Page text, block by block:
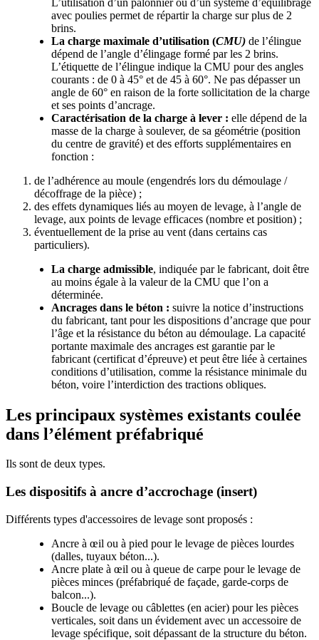
avec poulies permet de répartir la charge sur plus de 2
brins.
La charge maximale d’utilisation (CMU) de l’élingue
dépend de l’angle d’élingage formé par les 2 brins.
L’étiquette de l’élingue indique la CMU pour des angles
courants : de 0 à 45° et de 45 à 60°. Ne pas dépasser un
angle de 60° en raison de la forte sollicitation de la charge
et ses points d’ancrage.
Caractérisation de la charge à lever : elle dépend de la
masse de la charge à soulever, de sa géométrie (position
du centre de gravité) et des efforts supplémentaires en
fonction :
de l’adhérence au moule (engendrés lors du démoulage /
décoffrage de la pièce) ;
des effets dynamiques liés au moyen de levage, à l’angle de
levage, aux points de levage efficaces (nombre et position) ;
éventuellement de la prise au vent (dans certains cas
particuliers).
La charge admissible, indiquée par le fabricant, doit être
au moins égale à la valeur de la CMU que l’on a
déterminée.
Ancrages dans le béton : suivre la notice d’instructions
du fabricant, tant pour les dispositions d’ancrage que pour
l’âge et la résistance du béton au démoulage. La capacité
portante maximale des ancrages est garantie par le
fabricant (certificat d’épreuve) et peut être liée à certaines
conditions d’utilisation, comme la résistance minimale du
béton, voire l’interdiction des tractions obliques.
Les principaux systèmes existants coulée
dans l’élément préfabriqué
Ils sont de deux types.
Les dispositifs à ancre d’accrochage (insert)
Différents types d'accessoires de levage sont proposés :
Ancre à œil ou à pied pour le levage de pièces lourdes
(dalles, tuyaux béton...).
Ancre plate à œil ou à queue de carpe pour le levage de
pièces minces (préfabriqué de façade, garde-corps de
balcon...).
Boucle de levage ou câblettes (en acier) pour les pièces
verticales, soit dans un évidement avec un accessoire de
levage spécifique, soit dépassant de la structure du béton.